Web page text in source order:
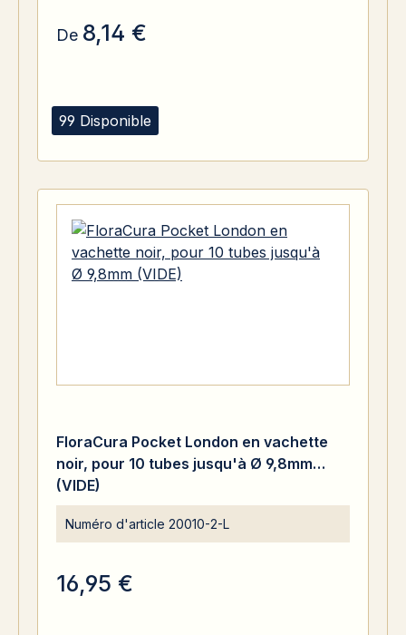
99 Disponible
De 8,14 €
FloraCura Pocket London en vachette
noir, pour 10 tubes jusqu'à Ø 9,8mm
(VIDE)
Numéro d'article 20010-2-L
16,95 €